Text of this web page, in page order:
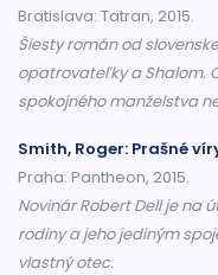
Bratislava: Tatran, 2015.
Šiesty román od
opatrovateľky a Shalom.
spokojného manželstva
Smith, Roger: Prašné
Praha: Pantheon, 2015.
Novinár Robert Dell je na
rodiny a jeho jediným
vlastný otec.